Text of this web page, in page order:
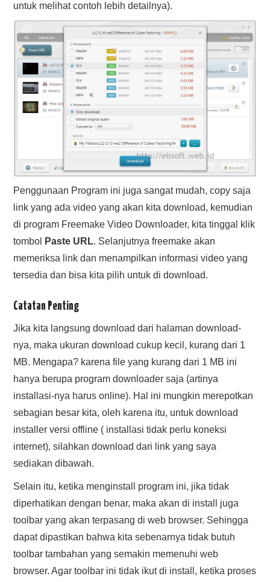
untuk melihat contoh lebih detailnya).
Penggunaan Program ini juga sangat mudah, copy saja
link yang ada video yang akan kita download, kemudian
di program Freemake Video Downloader, kita tinggal klik
tombol
Paste URL. Selanjutnya freemake akan
memeriksa link dan menampilkan informasi video yang
tersedia dan bisa kita pilih untuk di download.
Catatan Penting
Jika kita langsung download dari halaman download-
nya, maka ukuran download cukup kecil, kurang dari 1
MB. Mengapa? karena file yang kurang dari 1 MB ini
hanya berupa program downloader saja (artinya
installasi-nya harus online). Hal ini mungkin merepotkan
sebagian besar kita, oleh karena itu, untuk download
installer versi offline ( installasi tidak perlu koneksi
internet), silahkan download dari link yang saya
sediakan dibawah.
Selain itu, ketika menginstall program ini, jika tidak
diperhatikan dengan benar, maka akan di install juga
toolbar yang akan terpasang di web browser. Sehingga
dapat dipastikan bahwa kita sebenarnya tidak butuh
toolbar tambahan yang semakin memenuhi web
browser. Agar toolbar ini tidak ikut di install, ketika proses